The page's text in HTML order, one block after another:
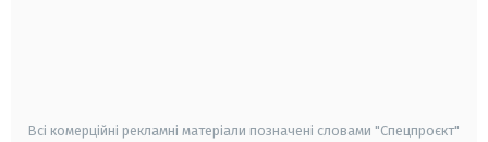
Всі комерційні рекламні матеріали позначені словами "Спецпроєкт"